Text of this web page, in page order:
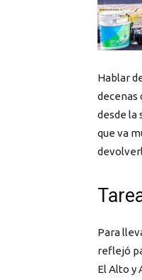
Hablar
decenas
desde la
que va
Para
reflejó
El Alto y